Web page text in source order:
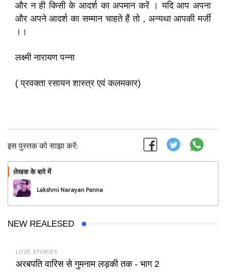
और न ही किसी के आदर्श का अपमान करें । यदि आप अपना
और अपने आदर्श का सम्मान चाहते हैं तो , अन्यथा आपकी मर्जी
।।
लक्ष्मी नारायण पन्ना
( प्रवक्ता रसायन शास्त्र एवं कलमकार)
इस पुस्तक को साझा करें:
लेखक के बारे में
Lakshmi Narayan Panna
NEW REALESED
LOVE STORIES
अरबपति वारिस से गुमनाम लड़की तक - भाग 2